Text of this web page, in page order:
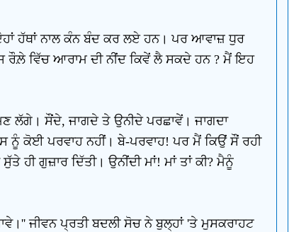
ਹੱਥਾਂ ਨਾਲ ਕੰਨ ਬੰਦ ਕਰ ਲਏ ਹਨ। ਪਰ ਆਵਾਜ਼ ਧੁਰ
ਰੌਲ਼ੇ ਵਿੱਚ ਆਰਾਮ ਦੀ ਨੀਂਦ ਕਿਵੇਂ ਲੈ ਸਕਦੇ ਹਨ ? ਮੈਂ ਇਹ
ਲੱਗੇ। ਸੌਂਦੇ, ਜਾਗਦੇ ਤੇ ਉਨੀਦੇ ਪਰਛਾਵੇਂ। ਜਾਗਦਾ
ਨੂੰ ਕੋਈ ਪਰਵਾਹ ਨਹੀਂ। ਬੇ-ਪਰਵਾਹ! ਪਰ ਮੈਂ ਕਿਉਂ ਸੌਂ ਰਹੀ
ਹੀ ਗੁਜ਼ਾਰ ਦਿੱਤੀ। ਉਨੀਂਦੀ ਮਾਂ! ਮਾਂ ਤਾਂ ਕੀ? ਮੈਨੂੰ
ਜੀਵਨ ਪ੍ਰਤੀ ਬਦਲੀ ਸੋਚ ਨੇ ਬੁਲ੍ਹਾਂ 'ਤੇ ਮੁਸਕਰਾਹਟ